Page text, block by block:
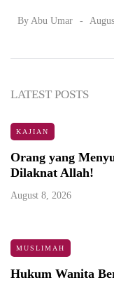
By Abu Umar
LATEST POSTS
KAJIAN
Orang yang
Dilaknat Allah!
August 8, 2026
MUSLIMAH
Hukum Wanita